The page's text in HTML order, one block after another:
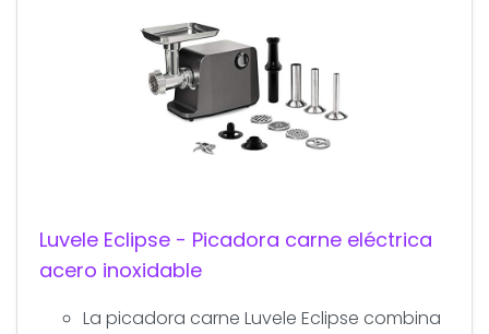
Luvele Eclipse - Picadora carne eléctrica
acero inoxidable
La picadora carne Luvele Eclipse combina